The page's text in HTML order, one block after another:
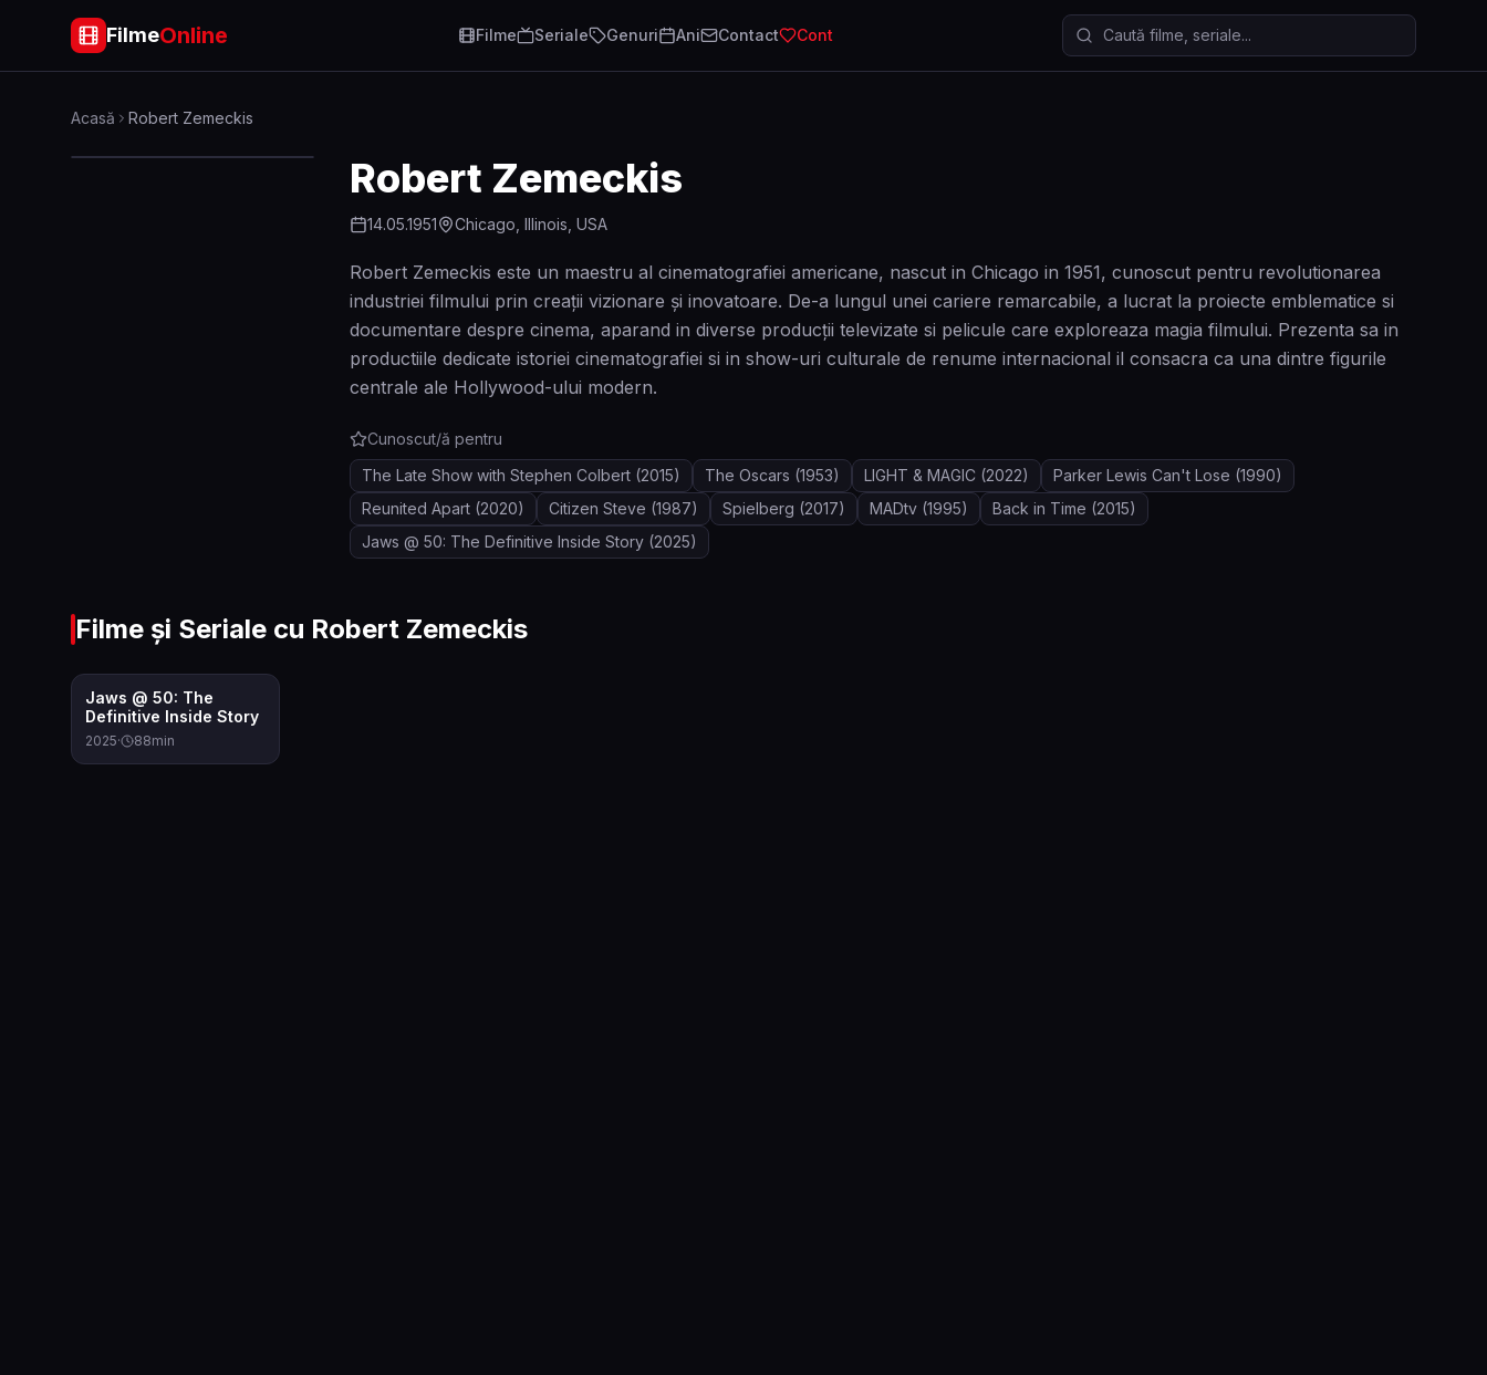
FilmeOnline Filme Seriale Genuri Ani Contact Cont Caută filme și seriale
Acasă Robert Zemeckis
Robert Zemeckis
14.05.1951 Chicago, Illinois, USA
Robert Zemeckis este un maestru al cinematografiei americane, nascut in Chicago in 1951, cunoscut pentru revolutionarea
industriei filmului prin creații vizionare și inovatoare. De-a lungul unei cariere remarcabile, a lucrat la proiecte emblematice si
documentare despre cinema, aparand in diverse producții televizate si pelicule care exploreaza magia filmului. Prezenta sa in
productiile dedicate istoriei cinematografiei si in show-uri culturale de renume internacional il consacra ca una dintre figurile
centrale ale Hollywood-ului modern.
Cunoscut/ă pentru
The Late Show with Stephen Colbert (2015) The Oscars (1953) LIGHT & MAGIC (2022) Parker Lewis Can't Lose (1990)
Reunited Apart (2020) Citizen Steve (1987) Spielberg (2017) MADtv (1995) Back in Time (2015)
Jaws @ 50: The Definitive Inside Story (2025)
Filme și Seriale cu Robert Zemeckis
Jaws @ 50: The
Definitive Inside Story
2025· 88min